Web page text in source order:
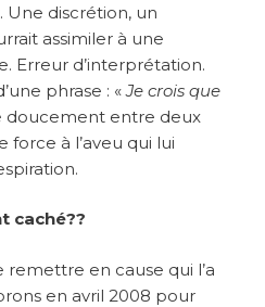
discrétion, un
assimiler à une
Erreur d’interprétation.
phrase : «Je crois que
doucement entre deux
force à l’aveu qui lui
caché??
remettre en cause qui l’a
en avril 2008 pour